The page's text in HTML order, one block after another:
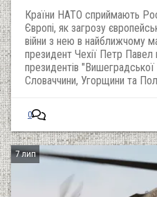
Країни НАТО сприймають
Європі, як загрозу
війни з нею в найближчому
президент Чехії Петр Павел
президентів "Вишеградської
Словаччини, Угорщини та
0
7 лип